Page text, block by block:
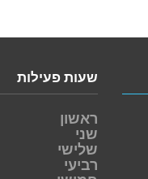
שעות פעילות
ראשון
שני
שלישי
רביעי